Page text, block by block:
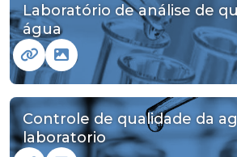
Laboratório de análise de
água
Controle de qualidade da
laboratorio